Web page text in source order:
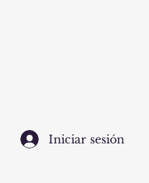
Iniciar sesión